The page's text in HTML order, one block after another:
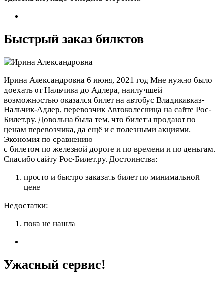
Быстрый заказ билктов
Ирина Александровна 6 июня, 2021 год Мне нужно было
доехать от Нальчика до Адлера, наилучшей
возможностью оказался билет на автобус Владикавказ-
Нальчик-Адлер, перевозчик Автоколесница на сайте Рос-
Билет.ру. Довольна была тем, что билеты продают по
ценам перевозчика, да ещё и с полезными акциями.
Экономия по сравнению
с билетом по железной дороге и по времени и по деньгам.
Спасибо сайту Рос-Билет.ру. Достоинства:
просто и быстро заказать билет по минимальной
цене
Недостатки:
пока не нашла
Ужасный сервис!